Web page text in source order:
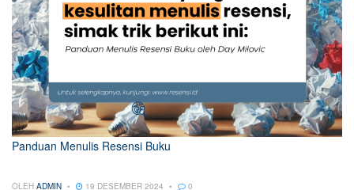
Panduan Menulis Resensi Buku
OLEH ADMIN 19 DESEMBER 2024 0